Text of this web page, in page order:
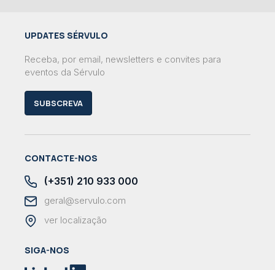
UPDATES SÉRVULO
Receba, por email, newsletters e convites para
eventos da Sérvulo
SUBSCREVA
CONTACTE-NOS
(+351) 210 933 000
geral@servulo.com
ver localização
SIGA-NOS